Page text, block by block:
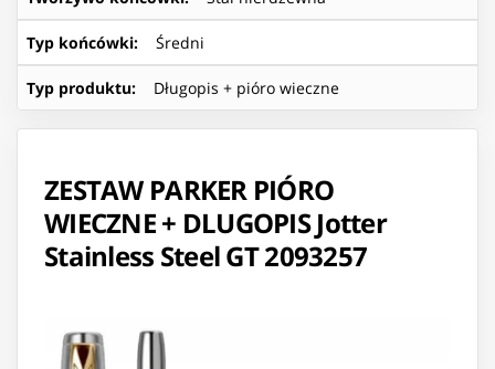
Typ końcówki: Średni
Typ produktu: Długopis + pióro wieczne
ZESTAW PARKER PIÓRO
WIECZNE + DLUGOPIS Jotter
Stainless Steel GT 2093257